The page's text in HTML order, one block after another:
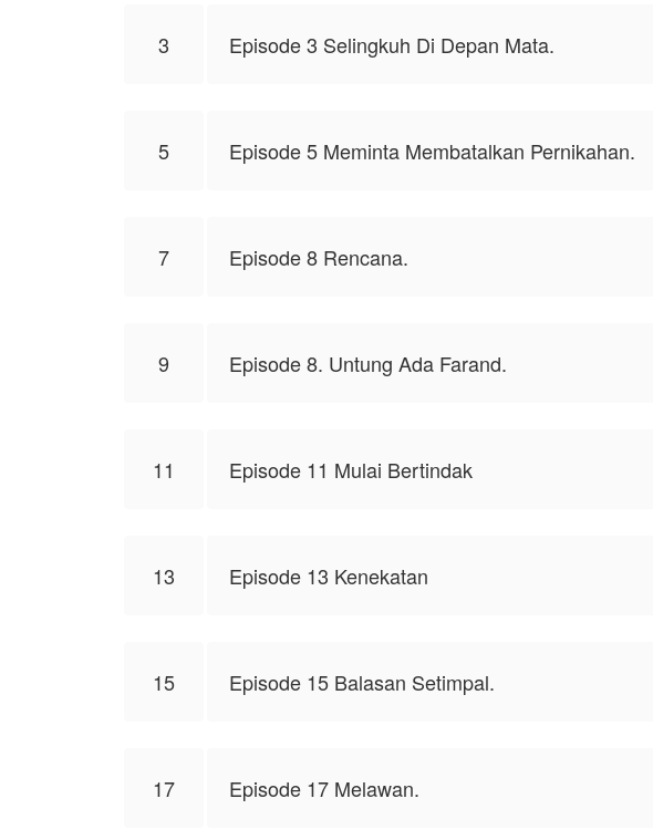
3 Episode 3 Selingkuh Di Depan Mata.
5 Episode 5 Meminta Membatalkan Pernikahan.
7 Episode 8 Rencana.
9 Episode 8. Untung Ada Farand.
11 Episode 11 Mulai Bertindak
13 Episode 13 Kenekatan
15 Episode 15 Balasan Setimpal.
17 Episode 17 Melawan.